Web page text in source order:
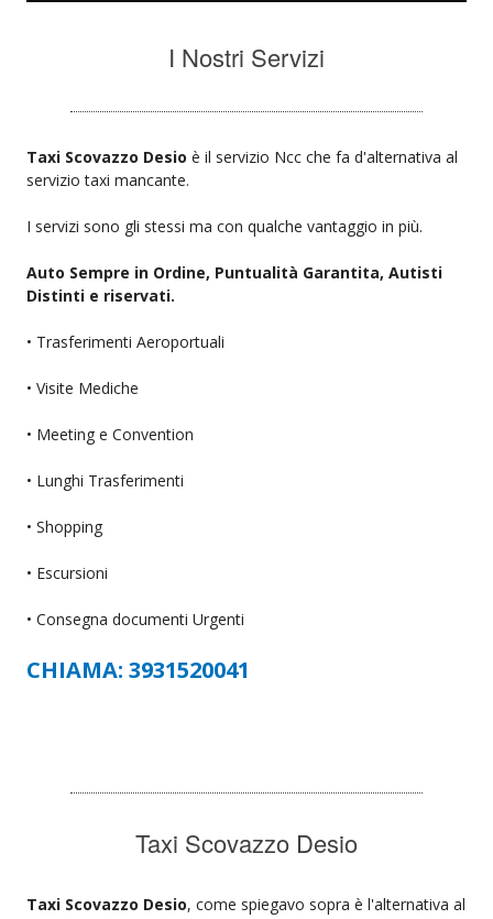
I Nostri Servizi
Taxi Scovazzo Desio è il servizio Ncc che fa d'alternativa al
servizio taxi mancante.
I servizi sono gli stessi ma con qualche vantaggio in più.
Auto Sempre in Ordine, Puntualità Garantita, Autisti
Distinti e riservati.
• Trasferimenti Aeroportuali
• Visite Mediche
• Meeting e Convention
• Lunghi Trasferimenti
• Shopping
• Escursioni
• Consegna documenti Urgenti
CHIAMA: 3931520041
Taxi Scovazzo Desio
Taxi Scovazzo Desio, come spiegavo sopra è l'alternativa al